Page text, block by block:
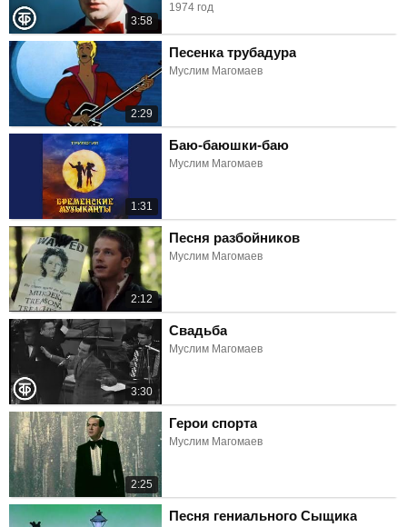
3:58
1974 год
2:29
Песенка трубадура
Муслим Магомаев
1:31
Баю-баюшки-баю
Муслим Магомаев
2:12
Песня разбойников
Муслим Магомаев
3:30
Свадьба
Муслим Магомаев
2:25
Герои спорта
Муслим Магомаев
Песня гениального Сыщика